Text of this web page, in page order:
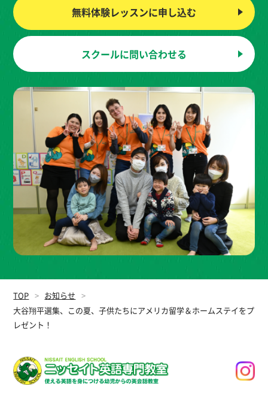
無料体験レッスンに申し込む
スクールに問い合わせる
TOP
お知らせ
大谷翔平選集、この夏、子供たちにアメリカ留学＆ホームステイをプ
レゼント！